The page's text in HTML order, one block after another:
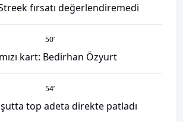
fırsatı değerlendiremedi
50’
kart: Bedirhan Özyurt
54’
top adeta direkte patladı